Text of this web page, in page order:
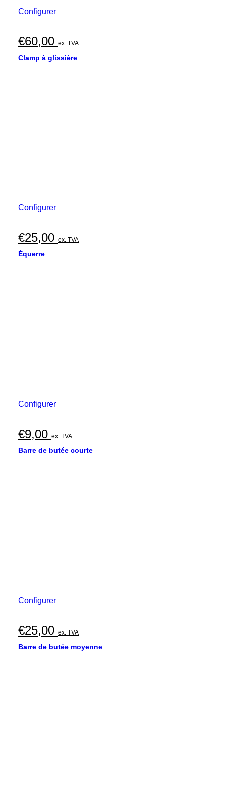
Configurer
€60,00 ex. TVA
Clamp à glissière
Configurer
€25,00 ex. TVA
Équerre
Configurer
€9,00 ex. TVA
Barre de butée courte
Configurer
€25,00 ex. TVA
Barre de butée moyenne